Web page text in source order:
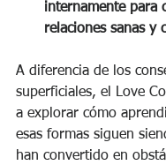
internamente para
relaciones sanas y
A diferencia de los
superficiales, el Love
a explorar cómo
esas formas siguen
han convertido en